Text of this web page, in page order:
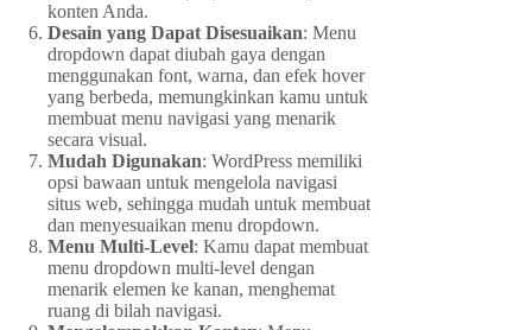
konten Anda.
Desain yang Dapat Disesuaikan: Menu
dropdown dapat diubah gaya dengan
menggunakan font, warna, dan efek hover
yang berbeda, memungkinkan kamu untuk
membuat menu navigasi yang menarik
secara visual.
Mudah Digunakan: WordPress memiliki
opsi bawaan untuk mengelola navigasi
situs web, sehingga mudah untuk membuat
dan menyesuaikan menu dropdown.
Menu Multi-Level: Kamu dapat membuat
menu dropdown multi-level dengan
menarik elemen ke kanan, menghemat
ruang di bilah navigasi.